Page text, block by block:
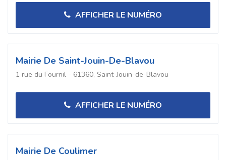
AFFICHER LE NUMÉRO
Mairie De Saint-Jouin-De-Blavou
1 rue du Fournil - 61360, Saint-Jouin-de-Blavou
AFFICHER LE NUMÉRO
Mairie De Coulimer